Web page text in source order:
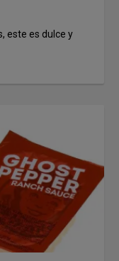
este es dulce y